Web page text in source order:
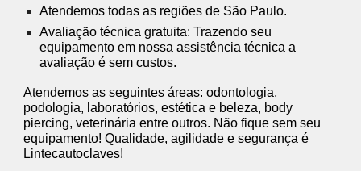
Atendemos todas as regiões de São Paulo.
Avaliação técnica gratuita:Trazendo seu
equipamento em nossa assistência técnica a
avaliação é sem custos.
Atendemos as seguintes áreas: odontologia,
podologia, laboratórios, estética e beleza, body
piercing, veterinária entre outros. Não fique sem seu
equipamento! Qualidade, agilidade e segurança é
Lintecautoclaves!